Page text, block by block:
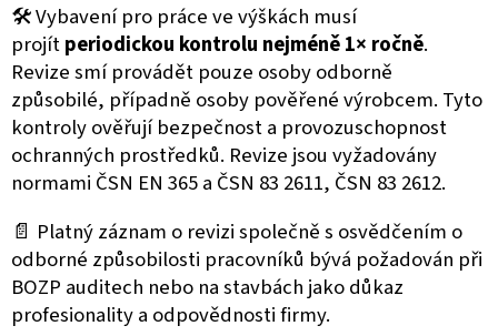
🛠️Vybavení pro práce ve výškách musí
projítperiodickou kontrolu nejméně 1× ročně.
Revize smí provádět pouze osoby odborně
způsobilé, případně osoby pověřené výrobcem. Tyto
kontroly ověřují bezpečnost a provozuschopnost
ochranných prostředků. Revize jsou vyžadovány
normami ČSN EN 365 a ČSN 83 2611, ČSN 83 2612.
📄 Platný záznam o revizi společně s osvědčením o
odborné způsobilosti pracovníků bývá požadován při
BOZP auditech nebo na stavbách jako důkaz
profesionality a odpovědnosti firmy.